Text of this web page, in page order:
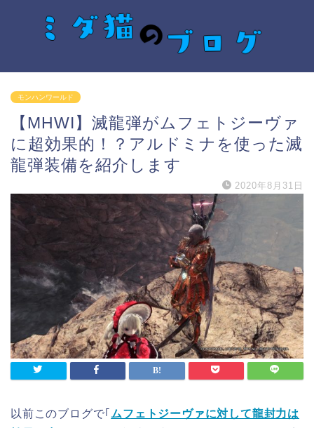
モンハンワールド
【MHWI】滅龍弾がムフェトジーヴァ
に超効果的！？アルドミナを使った滅
龍弾装備を紹介します
2020年8月31日
以前このブログで｢ ムフェトジーヴァに対して龍封力は